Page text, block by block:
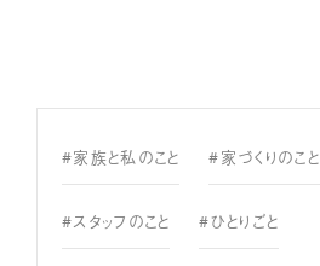
#家族と私のこと #家づくりのこと
#スタッフのこと #ひとりごと